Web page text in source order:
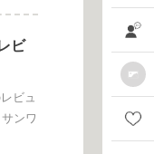
ビ
ビュ
ンワ